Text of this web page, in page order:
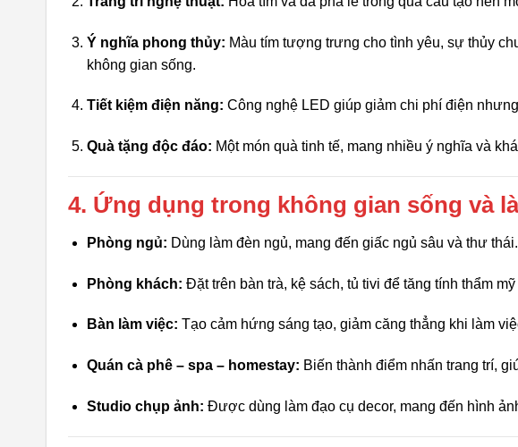
Ý nghĩa phong thủy: Màu tím tượng trưng cho tình yêu, sự thủy
không gian sống.
Tiết kiệm điện năng: Công nghệ LED giúp giảm chi phí điện
Quà tặng độc đáo: Một món quà tinh tế, mang nhiều ý nghĩa và
4. Ứng dụng trong không gian sống và
Phòng ngủ: Dùng làm đèn ngủ, mang đến giấc ngủ sâu và thư thái.
Phòng khách: Đặt trên bàn trà, kệ sách, tủ tivi để tăng tính thẩm
Bàn làm việc: Tạo cảm hứng sáng tạo, giảm căng thẳng khi làm
Quán cà phê – spa – homestay: Biến thành điểm nhấn trang trí,
Studio chụp ảnh: Được dùng làm đạo cụ decor, mang đến hình